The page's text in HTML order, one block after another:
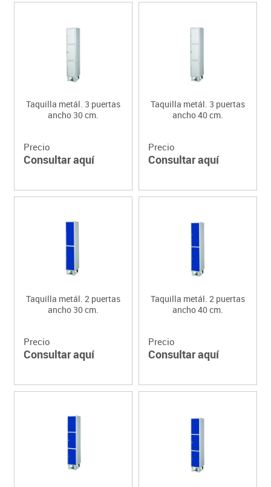
Taquilla metál. 3 puertas
ancho 30 cm.
Precio
Consultar aquí
Taquilla metál. 3 puertas
ancho 40 cm.
Precio
Consultar aquí
Taquilla metál. 2 puertas
ancho 30 cm.
Precio
Consultar aquí
Taquilla metál. 2 puertas
ancho 40 cm.
Precio
Consultar aquí